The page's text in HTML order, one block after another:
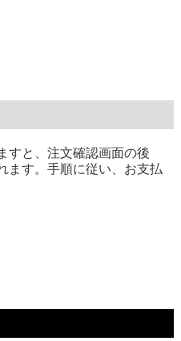
すと、注文確認画面の後
ます。手順に従い、お支払